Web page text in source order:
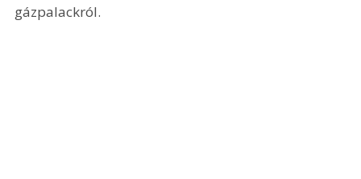
gázpalackról.